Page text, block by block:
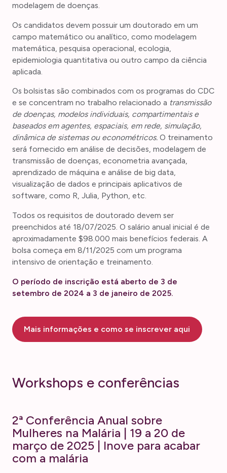
modelagem de doenças.
Os candidatos devem possuir um doutorado em um
campo matemático ou analítico, como modelagem
matemática, pesquisa operacional, ecologia,
epidemiologia quantitativa ou outro campo da ciência
aplicada.
Os bolsistas são combinados com os programas do CDC
e se concentram no trabalho relacionado a transmissão
de doenças, modelos individuais, compartimentais e
baseados em agentes, espaciais, em rede, simulação,
dinâmica de sistemas ou econométricos.O treinamento
será fornecido em análise de decisões, modelagem de
transmissão de doenças, econometria avançada,
aprendizado de máquina e análise de big data,
visualização de dados e principais aplicativos de
software, como R, Julia, Python, etc.
Todos os requisitos de doutorado devem ser
preenchidos até 18/07/2025. O salário anual inicial é de
aproximadamente $98.000 mais benefícios federais. A
bolsa começa em 8/11/2025 com um programa
intensivo de orientação e treinamento.
O período de inscrição está aberto de 3 de
setembro de 2024 a 3 de janeiro de 2025.
Mais informações e como se inscrever aqui
Workshops e conferências
2ª Conferência Anual sobre
Mulheres na Malária | 19 a 20 de
março de 2025 | Inove para acabar
com a malária